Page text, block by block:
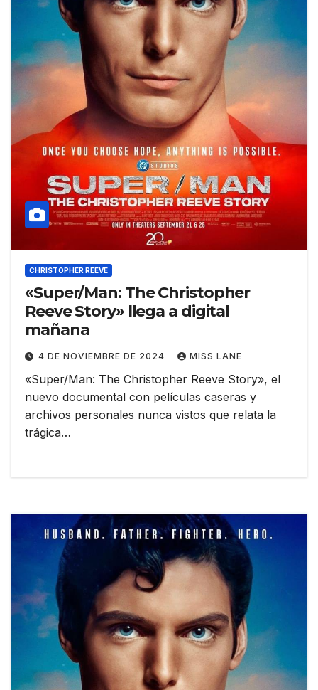
CHRISTOPHER REEVE
«Super/Man: The Christopher
Reeve Story» llega a digital
mañana
4 DE NOVIEMBRE DE 2024 MISS LANE
«Super/Man: The Christopher Reeve Story», el
nuevo documental con películas caseras y
archivos personales nunca vistos que relata la
trágica…